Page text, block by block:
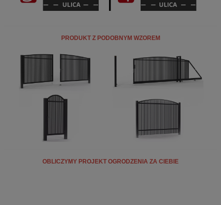
PRODUKT Z PODOBNYM WZOREM
OBLICZYMY PROJEKT OGRODZENIA ZA CIEBIE